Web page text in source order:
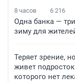
8 часов 6 216
Одна банка —
зиму для
Теряет зрение,
живет
которого нет